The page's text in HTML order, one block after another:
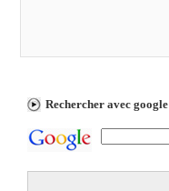
Rechercher avec google